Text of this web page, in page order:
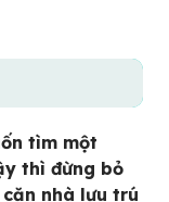
tìm một
thì đừng bỏ
nhà lưu trú